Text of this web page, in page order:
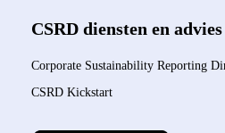
CSRD diensten en advies
Corporate Sustainability Reporting
CSRD Kickstart